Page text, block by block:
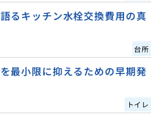
るキッチン水栓交換費用の真
台所
最小限に抑えるための早期発
トイレ